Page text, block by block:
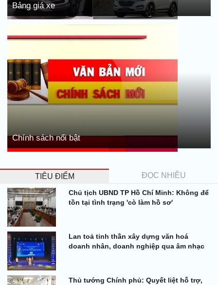
Bảng giá xe
Chính sách nổi bật
TIÊU ĐIỂM ĐỌC NHIỀU
Chủ tịch UBND TP Hồ Chí Minh: Không để
tồn tại tình trạng 'cò làm hồ sơ'
Lan toả tinh thần xây dựng văn hoá
doanh nhân, doanh nghiệp qua âm nhạc
Thủ tướng Chính phủ: Quyết liệt hỗ trợ,